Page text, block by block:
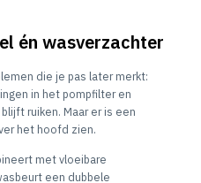
én wasverzachter
die je pas later merkt:
in het pompfilter en
ruiken. Maar er is een
het hoofd zien.
met vloeibare
een dubbele